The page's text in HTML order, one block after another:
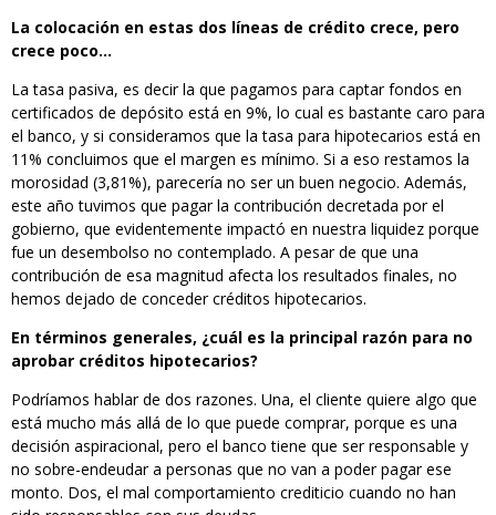
La colocación en estas dos líneas de crédito crece, pero
crece poco…
La tasa pasiva, es decir la que pagamos para captar fondos en
certificados de depósito está en 9%, lo cual es bastante caro para
el banco, y si consideramos que la tasa para hipotecarios está en
11% concluimos que el margen es mínimo. Si a eso restamos la
morosidad (3,81%), parecería no ser un buen negocio. Además,
este año tuvimos que pagar la contribución decretada por el
gobierno, que evidentemente impactó en nuestra liquidez porque
fue un desembolso no contemplado. A pesar de que una
contribución de esa magnitud afecta los resultados finales, no
hemos dejado de conceder créditos hipotecarios.
En términos generales, ¿cuál es la principal razón para no
aprobar créditos hipotecarios?
Podríamos hablar de dos razones. Una, el cliente quiere algo que
está mucho más allá de lo que puede comprar, porque es una
decisión aspiracional, pero el banco tiene que ser responsable y
no sobre-endeudar a personas que no van a poder pagar ese
monto. Dos, el mal comportamiento crediticio cuando no han